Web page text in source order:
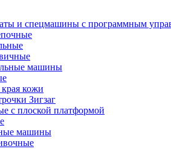
и спецмашины с программным
машины
кожи
Зигзаг
с плоской платформой
машины